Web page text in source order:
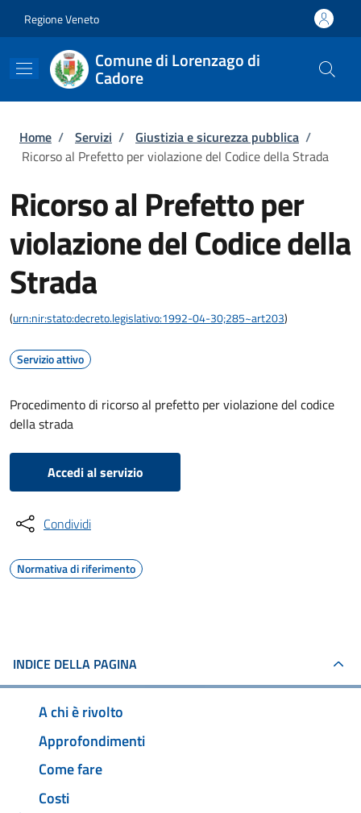
Regione Veneto
Comune di Lorenzago di
Cadore
Briciole di pane
Home / Servizi / Giustizia e sicurezza pubblica /
Ricorso al Prefetto per violazione del Codice della Strada
Ricorso al Prefetto per
violazione del Codice della
Strada
(urn:nir:stato:decreto.legislativo:1992-04-30;285~art203)
Servizio attivo
Procedimento di ricorso al prefetto per violazione del codice
della strada
Accedi al servizio
Condividi
Normativa di riferimento
INDICE DELLA PAGINA
A chi è rivolto
Approfondimenti
Come fare
Costi